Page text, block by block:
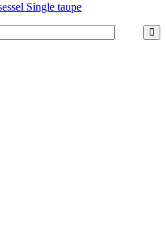
Single taupe